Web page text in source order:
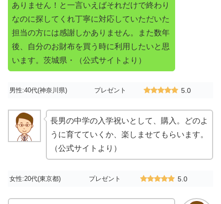
ありません！と一言いえばそれだけで終わり
なのに探してくれ丁寧に対応していただいた
担当の方には感謝しかありません。また数年
後、自分のお財布を買う時に利用したいと思
います。茨城県・（公式サイトより）
男性:40代(神奈川県) プレゼント 5.0
長男の中学の入学祝いとして、購入。どのよ
うに育てていくか、楽しませてもらいます。
（公式サイトより）
女性:20代(東京都) プレゼント 5.0